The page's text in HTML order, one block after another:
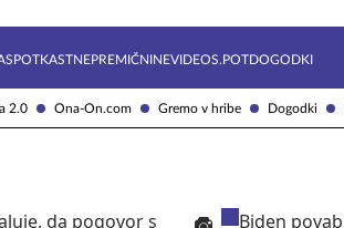
2.0 Ona-On.com Gremo v hribe Dogodki
SPOTKASTNEPREMIČNINEVIDEOS.POTDOGODKI